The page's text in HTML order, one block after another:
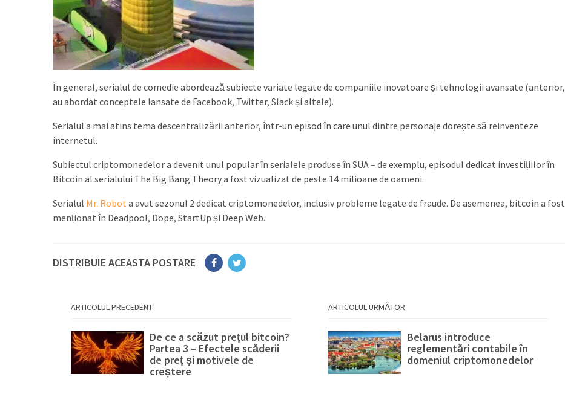
În general, serialul de comedie abordează subiecte variate legate de companiile inovatoare și tehnologii avansate (anterior,
au abordat conceptele lansate de Facebook, Twitter, Slack și altele).
Serialul a mai atins tema descentralizării anterior, într-un episod în care unul dintre personaje dorește să reinventeze
internetul.
Subiectul criptomonedelor a devenit unul popular în serialele produse în SUA – de exemplu, episodul dedicat investițiilor în
Bitcoin al serialului The Big Bang Theory a fost vizualizat de peste 14 milioane de oameni.
Serialul Mr. Robot a avut sezonul 2 dedicat criptomonedelor, inclusiv probleme legate de fraude. De asemenea, bitcoin a fost
menționat în Deadpool, Dope, StartUp și Deep Web.
DISTRIBUIE ACEASTA POSTARE
ARTICOLUL PRECEDENT
De ce a scăzut prețul bitcoin?
Partea 3 – Efectele scăderii
de preț și motivele de
creștere
ARTICOLUL URMĂTOR
Belarus introduce
reglementări contabile în
domeniul criptomonedelor